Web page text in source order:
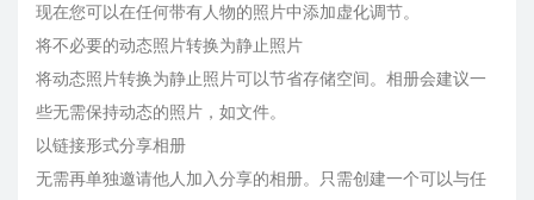
现在您可以在任何带有人物的照片中添加虚化调节。
将不必要的动态照片转换为静止照片
将动态照片转换为静止照片可以节省存储空间。相册会建议一
些无需保持动态的照片，如文件。
以链接形式分享相册
无需再单独邀请他人加入分享的相册。只需创建一个可以与任